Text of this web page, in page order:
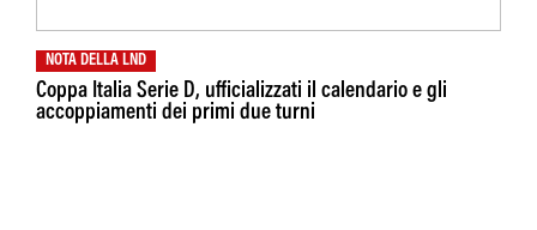
NOTA DELLA LND
Coppa Italia Serie D, ufficializzati il calendario e gli
accoppiamenti dei primi due turni